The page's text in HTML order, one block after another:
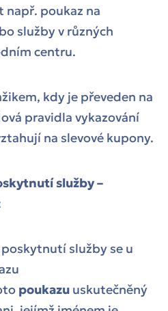
např. poukaz na
služby v různých
centru.
kdy je převeden na
pravidla vykazování
na slevové kupony.
služby –
služby se u
poukazu uskutečněný